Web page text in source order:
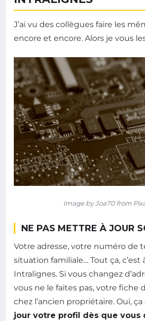
J’ai vu des collègues faire les
encore et encore. Alors je vous
Image by Joa70 from
NE PAS METTRE À JOUR
Votre adresse, votre numéro de
situation familiale… Tout ça, c’est
Intralignes. Si vous changez
vous ne le faites pas, votre fiche
chez l’ancien propriétaire. Oui, ça
jour votre profil dès que vous